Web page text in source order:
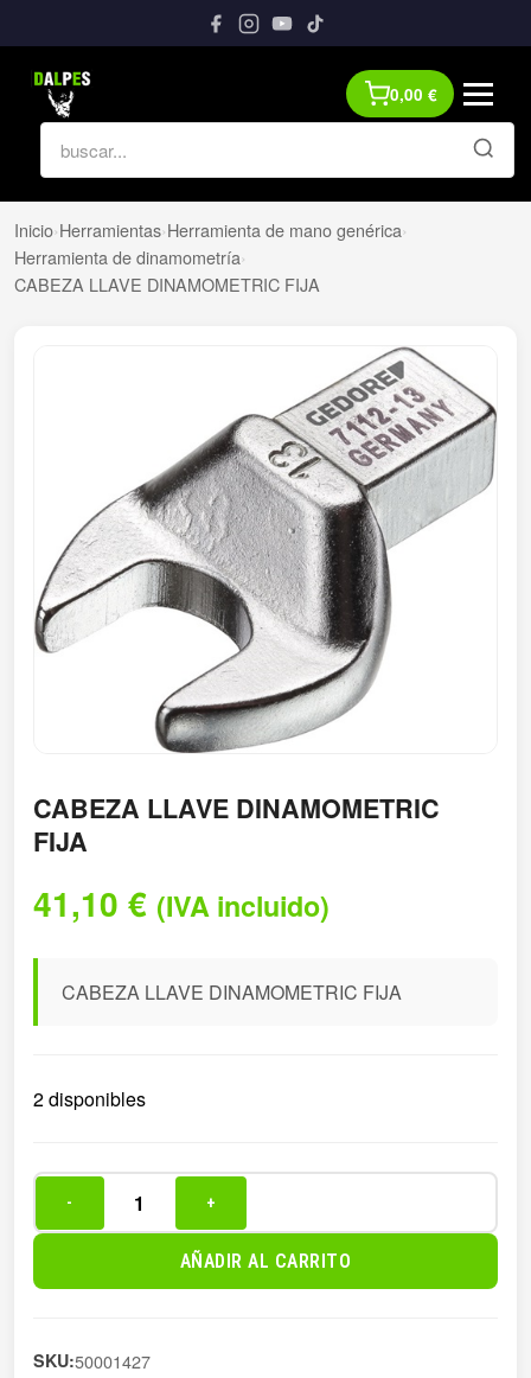
0,00 €
Inicio›Herramientas›Herramienta de mano genérica›
Herramienta de dinamometría›
CABEZA LLAVE DINAMOMETRIC FIJA
CABEZA LLAVE DINAMOMETRIC
FIJA
41,10 € (IVA incluido)
CABEZA LLAVE DINAMOMETRIC FIJA
2 disponibles
LLAVE
DINAMOMETRIC
- +
AÑADIR AL CARRITO
SKU:50001427